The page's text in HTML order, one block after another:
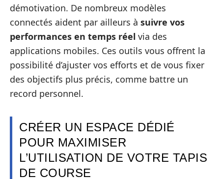
démotivation. De nombreux modèles
connectés aident par ailleurs à suivre vos
performances en temps réel via des
applications mobiles. Ces outils vous offrent la
possibilité d’ajuster vos efforts et de vous fixer
des objectifs plus précis, comme battre un
record personnel.
CRÉER UN ESPACE DÉDIÉ
POUR MAXIMISER
L’UTILISATION DE VOTRE TAPIS
DE COURSE